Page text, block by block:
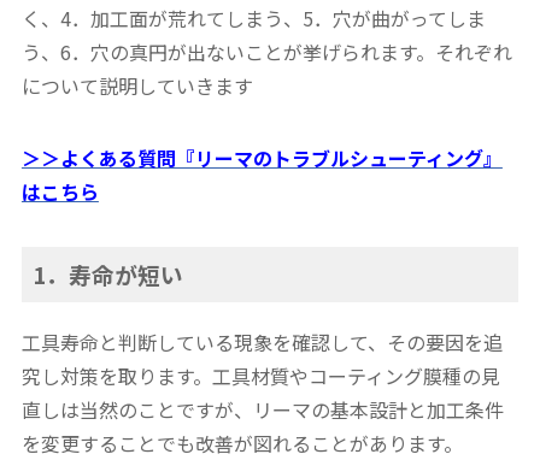
く、4．加工面が荒れてしまう、5．穴が曲がってしま
う、6．穴の真円が出ないことが挙げられます。それぞれ
について説明していきます
＞＞よくある質問『リーマのトラブルシューティング』
はこちら
1．寿命が短い
工具寿命と判断している現象を確認して、その要因を追
究し対策を取ります。工具材質やコーティング膜種の見
直しは当然のことですが、リーマの基本設計と加工条件
を変更することでも改善が図れることがあります。